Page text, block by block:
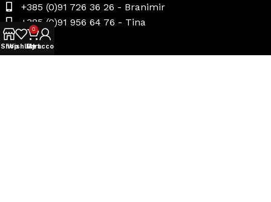
+385 (0)91 726 36 26 - Branimir
+385 (0)91 956 64 76 - Tina
Shop
Wishlist
0
Cart
My account